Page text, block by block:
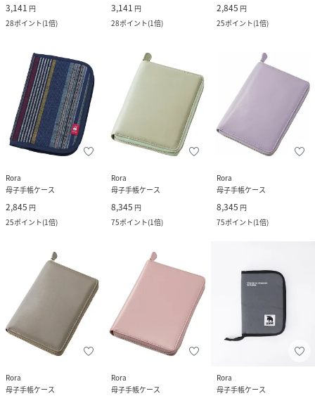
3,141 円
28ポイント(1倍)
3,141 円
28ポイント(1倍)
2,845 円
25ポイント(1倍)
Rora
母子手帳ケース
2,845 円
25ポイント(1倍)
Rora
母子手帳ケース
8,345 円
75ポイント(1倍)
Rora
母子手帳ケース
8,345 円
75ポイント(1倍)
Rora
母子手帳ケース
Rora
母子手帳ケース
Rora
母子手帳ケース